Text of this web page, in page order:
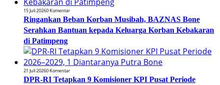
15 Juli 20260 Komentar
Ringankan Beban Korban Musibah, BAZNAS Bone
Serahkan Bantuan kepada Keluarga Korban Kebakaran
di Patimpeng
21 Juli 20260 Komentar
DPR-RI Tetapkan 9 Komisioner KPI Pusat Periode